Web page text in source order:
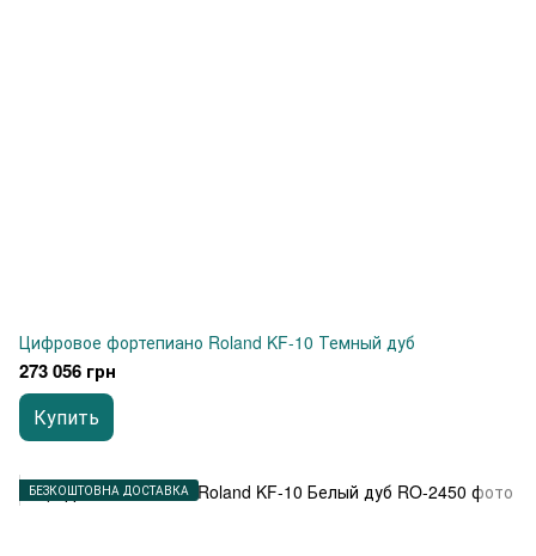
Цифровое фортепиано Roland KF-10 Темный дуб
273 056 грн
Купить
БЕЗКОШТОВНА ДОСТАВКА